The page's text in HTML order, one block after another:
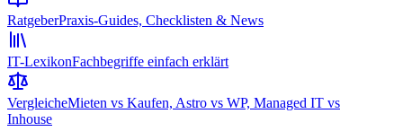
RatgeberPraxis-Guides, Checklisten & News
IT-LexikonFachbegriffe einfach erklärt
VergleicheMieten vs Kaufen, Astro vs WP, Managed IT vs
Inhouse